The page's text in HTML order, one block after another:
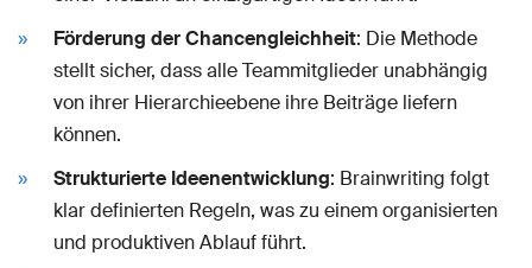
Förderung der Chancengleichheit: Die Methode
stellt sicher, dass alle Teammitglieder unabhängig
von ihrer Hierarchieebene ihre Beiträge liefern
können.
Strukturierte Ideenentwicklung: Brainwriting folgt
klar definierten Regeln, was zu einem organisierten
und produktiven Ablauf führt.